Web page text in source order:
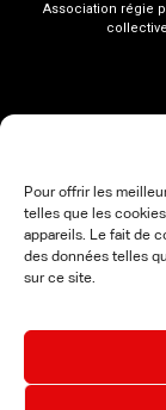
Pour offrir les
telles que les
appareils. Le fait de
des données telles
sur ce site.
Association régie